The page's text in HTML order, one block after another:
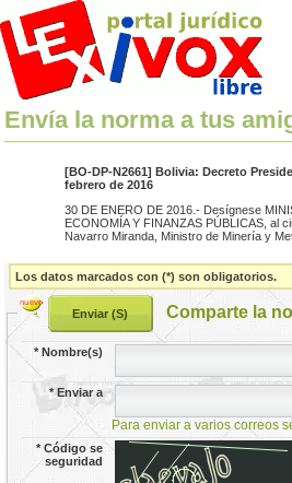
Envía la norma a tus
[BO-DP-N2661] Bolivia: Decreto
febrero de 2016
30 DE ENERO DE 2016.- Desígnese
ECONOMÍA Y FINANZAS PÚBLICAS, al
Navarro Miranda, Ministro de Minería y
Los datos marcados con (*) son obligatorios.
Comparte la
*Nombre(s)
*Enviar a
Para enviar a varios correos
*Código se
seguridad